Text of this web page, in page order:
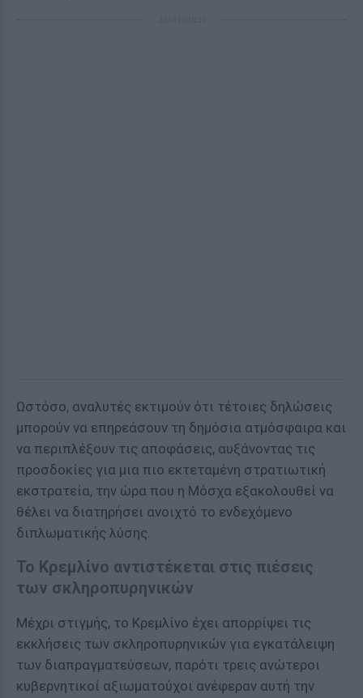
Ωστόσο, αναλυτές εκτιμούν ότι τέτοιες δηλώσεις
μπορούν να επηρεάσουν τη δημόσια ατμόσφαιρα και
να περιπλέξουν τις αποφάσεις, αυξάνοντας τις
προσδοκίες για μια πιο εκτεταμένη στρατιωτική
εκστρατεία, την ώρα που η Μόσχα εξακολουθεί να
θέλει να διατηρήσει ανοιχτό το ενδεχόμενο
διπλωματικής λύσης.
Το Κρεμλίνο αντιστέκεται στις πιέσεις
των σκληροπυρηνικών
Μέχρι στιγμής, το Κρεμλίνο έχει απορρίψει τις
εκκλήσεις των σκληροπυρηνικών για εγκατάλειψη
των διαπραγματεύσεων, παρότι τρεις ανώτεροι
κυβερνητικοί αξιωματούχοι ανέφεραν αυτή την